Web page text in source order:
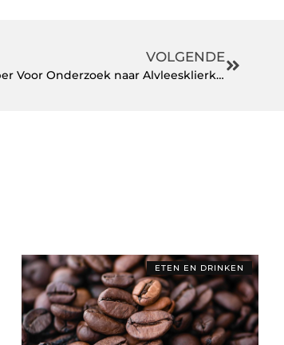
VOLGENDE
Waarom We Allemaal Moeten Support Casper Voor Onderzoek naar Alvleesklierkanker
ETEN EN DRINKEN